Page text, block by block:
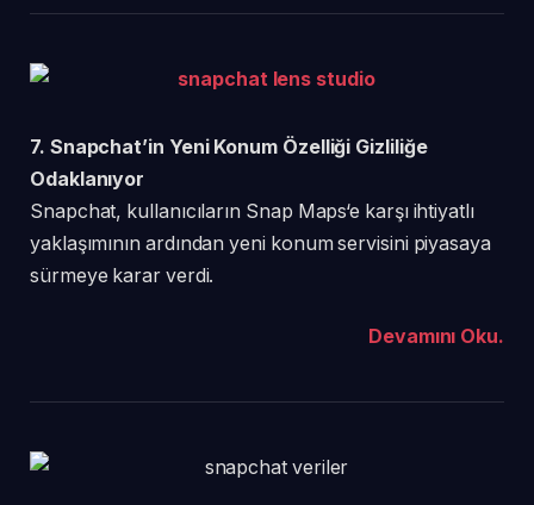
7. Snapchat’in Yeni Konum Özelliği Gizliliğe
Odaklanıyor
Snapchat, kullanıcıların Snap Maps‘e karşı ihtiyatlı
yaklaşımının ardından yeni konum servisini piyasaya
sürmeye karar verdi.
Devamını Oku.